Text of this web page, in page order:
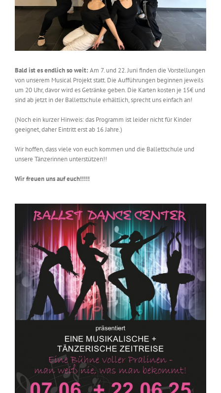
Bald ist es endlich so weit: Am 7. und 22. Juni finden die Vorstellungen
von unserem Musical Projekt statt. Die Aufführungen beginnen jeweils
um 20 Uhr, davor wird es Getränke geben. Die Karten kosten je 15€ und
sind ab jetzt in der Ballettschule erhältlich, sprecht uns einfach an!
(Noch ein kurzer Hinweis: das Programm ist leider nicht für Kinder
geeignet, daher Eintritt erst ab 16 Jahre.)
Wir hoffen, dass viele von euch kommen und die Ballettschule und
unsere Tänzerinnen unterstützen!!
Wir freuen uns auf euch!!!!!